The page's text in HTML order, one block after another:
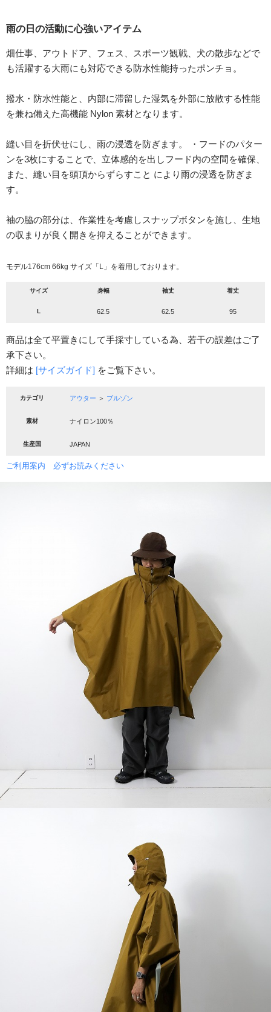
雨の日の活動に心強いアイテム
畑仕事、アウトドア、フェス、スポーツ観戦、犬の散歩などで
も活躍する大雨にも対応できる防水性能持ったポンチョ。
撥水・防水性能と、内部に滞留した湿気を外部に放散する性能
を兼ね備えた高機能 Nylon 素材となります。
縫い目を折伏せにし、雨の浸透を防ぎます。 ・フードのパター
ンを3枚にすることで、立体感的を出しフード内の空間を確保、
また、縫い目を頭頂からずらすこと により雨の浸透を防ぎま
す。
袖の脇の部分は、作業性を考慮しスナップボタンを施し、生地
の収まりが良く開きを抑えることができます。
モデル176cm 66kg サイズ「L」を着用しております。
サイズ 身幅 袖丈 着丈
L 62.5 62.5 95
商品は全て平置きにして手採寸している為、若干の誤差はご了
承下さい。
詳細は [サイズガイド] をご覧下さい。
カテゴリ アウター ＞ ブルゾン
素材 ナイロン100％
生産国 JAPAN
ご利用案内 必ずお読みください